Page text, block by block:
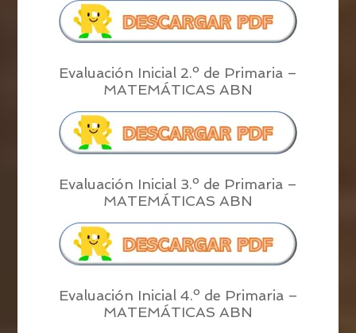
Evaluación Inicial 2.º de Primaria –
MATEMÁTICAS ABN
Evaluación Inicial 3.º de Primaria –
MATEMÁTICAS ABN
Evaluación Inicial 4.º de Primaria –
MATEMÁTICAS ABN